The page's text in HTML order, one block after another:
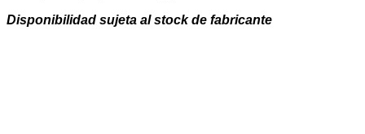
Disponibilidad sujeta al stock de fabricante